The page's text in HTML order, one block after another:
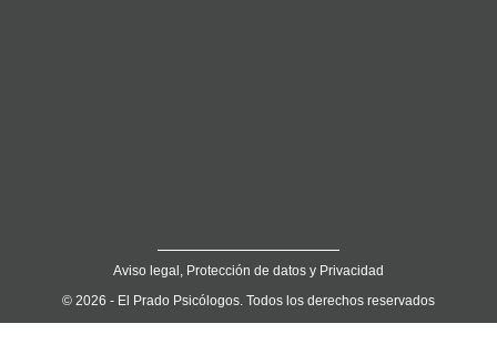
Aviso legal, Protección de datos y Privacidad
© 2026 - El Prado Psicólogos. Todos los derechos reservados